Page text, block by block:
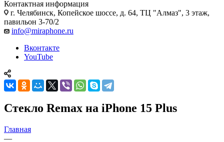
Контактная информация
г. Челябинск, Копейское шоссе, д. 64, ТЦ "Алмаз", 3 этаж,
павильон 3-70/2
info@miraphone.ru
Вконтакте
YouTube
Стекло Remax на iPhone 15 Plus
Главная
—